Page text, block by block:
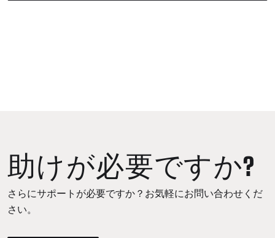
助けが必要ですか?
さらにサポートが必要ですか？お気軽にお問い合わせくだ
さい。